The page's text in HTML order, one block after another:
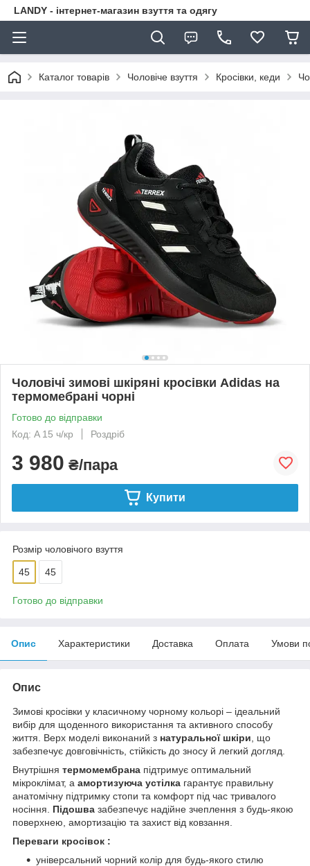
LANDY - інтернет-магазин взуття та одягу
Каталог товарів Чоловіче взуття Кросівки, кеди
Чоловічі зимові шкіряні кросівки Adidas на
термомебрані чорні
Готово до відправки
Код: A 15 ч/кр
Роздріб
3 980 ₴/пара
Купити
Розмір чоловічого взуття
45 45
Готово до відправки
Опис Характеристики Доставка Оплата Умови
Опис
Зимові кросівки у класичному чорному кольорі – ідеальний
вибір для щоденного використання та активного способу
життя. Верх моделі виконаний з натуральної шкіри , що
забезпечує довговічність, стійкість до зносу й легкий догляд.
Внутрішня термомембрана підтримує оптимальний
мікроклімат, а амортизуюча устілка гарантує правильну
анатомічну підтримку стопи та комфорт під час тривалого
носіння. Підошва забезпечує надійне зчеплення з будь-якою
поверхнею, амортизацію та захист від ковзання.
Переваги кросівок :
універсальний чорний колір для будь-якого стилю